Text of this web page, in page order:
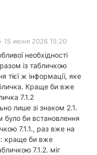
15 июня 2026 15:20
необхідності
із табличкою
тієї ж інформації, яке
Краще би вже
7.1.2
лише зі знаком 2.1.
було би встановлення
7.1.1., раз вже на
краще би вже
7.1.2. міг